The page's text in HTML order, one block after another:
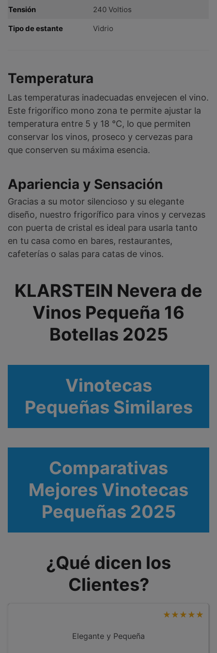
Tensión 240 Voltios
Tipo de estante Vidrio
Temperatura
Las temperaturas inadecuadas envejecen el vino.
Este frigorífico mono zona te permite ajustar la
temperatura entre 5 y 18 °C, lo que permiten
conservar los vinos, proseco y cervezas para
que conserven su máxima esencia.
Apariencia y Sensación
Gracias a su motor silencioso y su elegante
diseño, nuestro frigorífico para vinos y cervezas
con puerta de cristal es ideal para usarla tanto
en tu casa como en bares, restaurantes,
cafeterías o salas para catas de vinos.
KLARSTEIN Nevera de
Vinos Pequeña 16
Botellas 2025
Vinotecas
Pequeñas Similares
Comparativas
Mejores Vinotecas
Pequeñas 2025
¿Qué dicen los
Clientes?
☆ ☆ ☆ ☆ ☆
★ ★ ★ ★ ★
Elegante y Pequeña